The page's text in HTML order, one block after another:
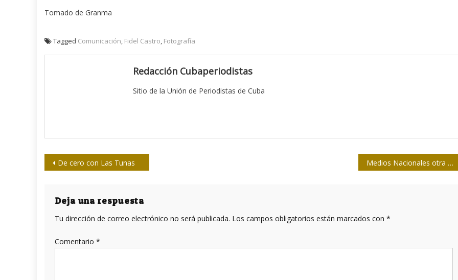
Tomado de Granma
Tagged Comunicación Fidel Castro Fotografía
Redacción Cubaperiodistas
Sitio de la Unión de Periodistas de Cuba
Navegación
entradas
De cero con Las Tunas Medios Nacionales otra vez primer lugar en softbol de la prensa
Deja una respuesta
Tu dirección de correo electrónico no será publicada. Los campos obligatorios están marcados con *
Comentario *